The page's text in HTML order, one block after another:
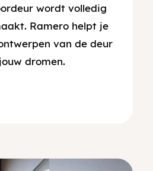
wordt volledig
Ramero helpt je
van de deur
dromen.